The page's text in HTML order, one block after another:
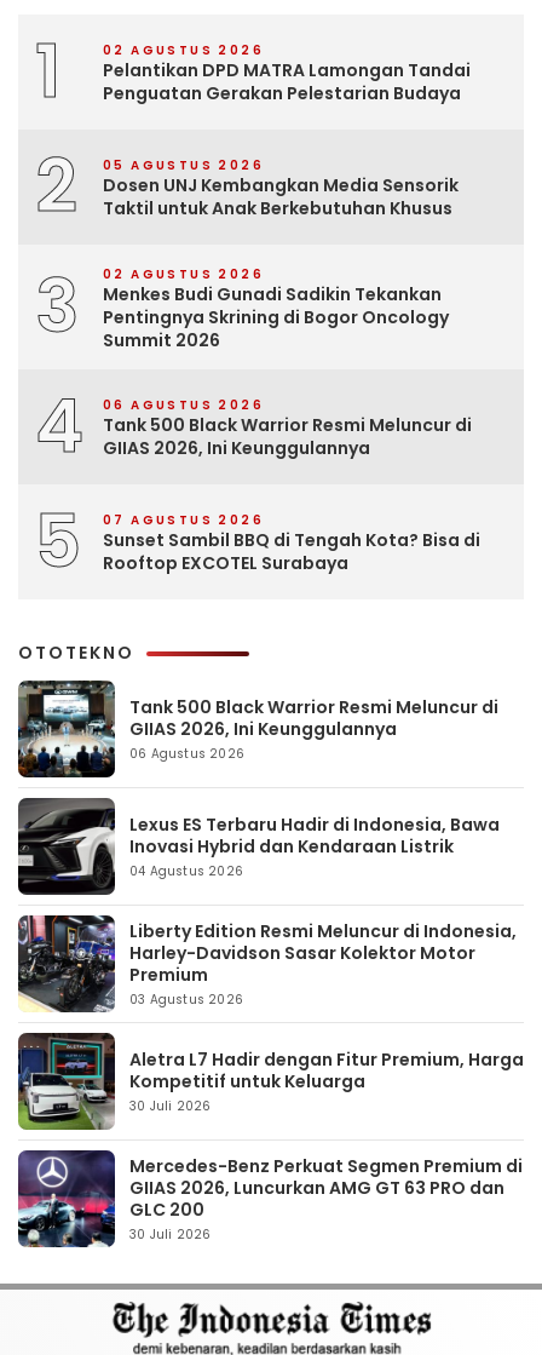
1 02 AGUSTUS 2026
Pelantikan DPD MATRA Lamongan Tandai
Penguatan Gerakan Pelestarian Budaya
2 05 AGUSTUS 2026
Dosen UNJ Kembangkan Media Sensorik
Taktil untuk Anak Berkebutuhan Khusus
3 02 AGUSTUS 2026
Menkes Budi Gunadi Sadikin Tekankan
Pentingnya Skrining di Bogor Oncology
Summit 2026
4 06 AGUSTUS 2026
Tank 500 Black Warrior Resmi Meluncur di
GIIAS 2026, Ini Keunggulannya
5 07 AGUSTUS 2026
Sunset Sambil BBQ di Tengah Kota? Bisa di
Rooftop EXCOTEL Surabaya
OTOTEKNO
Tank 500 Black Warrior Resmi Meluncur di
GIIAS 2026, Ini Keunggulannya
06 Agustus 2026
Lexus ES Terbaru Hadir di Indonesia, Bawa
Inovasi Hybrid dan Kendaraan Listrik
04 Agustus 2026
Liberty Edition Resmi Meluncur di Indonesia,
Harley-Davidson Sasar Kolektor Motor
Premium
03 Agustus 2026
Aletra L7 Hadir dengan Fitur Premium, Harga
Kompetitif untuk Keluarga
30 Juli 2026
Mercedes-Benz Perkuat Segmen Premium di
GIIAS 2026, Luncurkan AMG GT 63 PRO dan
GLC 200
30 Juli 2026